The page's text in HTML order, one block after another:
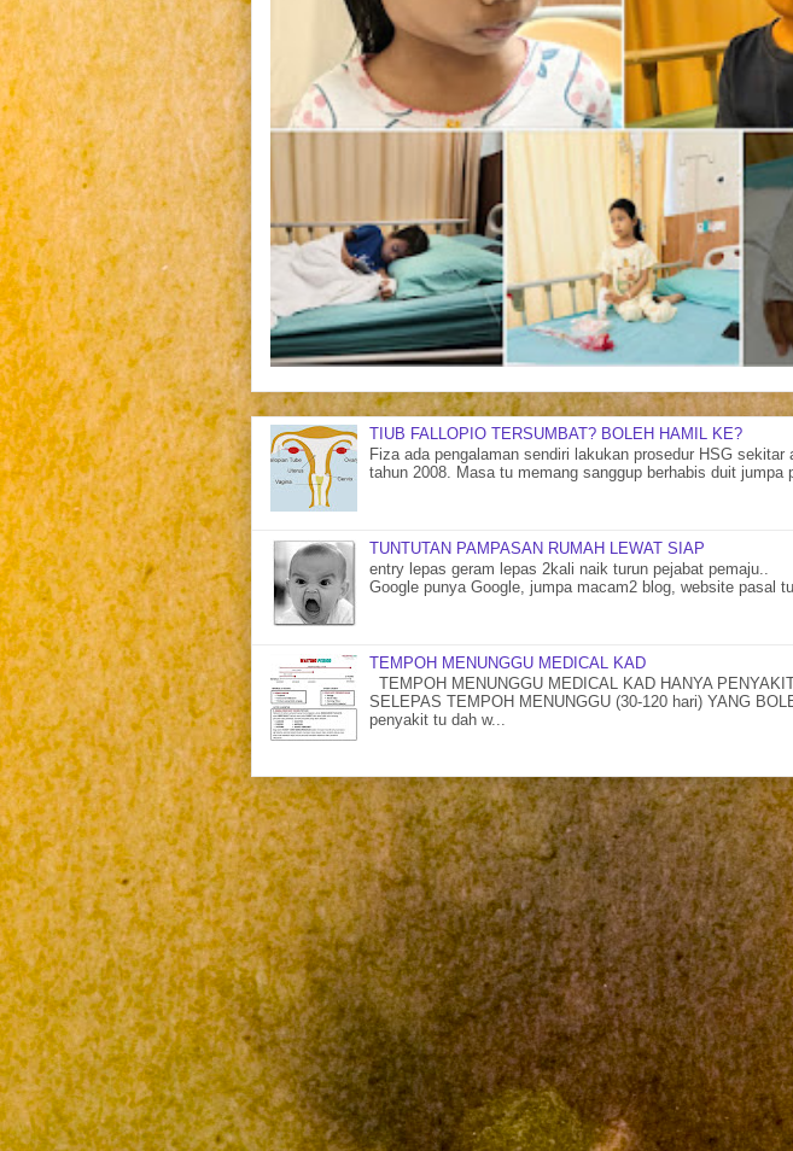
TIUB FALLOPIO TERSUMBAT? BOLEH HAMIL KE?
Fiza ada pengalaman sendiri lakukan prosedur HSG sekitar
tahun 2008. Masa tu memang sanggup berhabis duit jumpa
TUNTUTAN PAMPASAN RUMAH LEWAT SIAP
entry lepas geram lepas 2kali naik turun pejabat pemaju..
Google punya Google, jumpa macam2 blog, website pasal
TEMPOH MENUNGGU MEDICAL KAD
TEMPOH MENUNGGU MEDICAL KAD HANYA
SELEPAS TEMPOH MENUNGGU (30-120 hari) YANG
penyakit tu dah w...